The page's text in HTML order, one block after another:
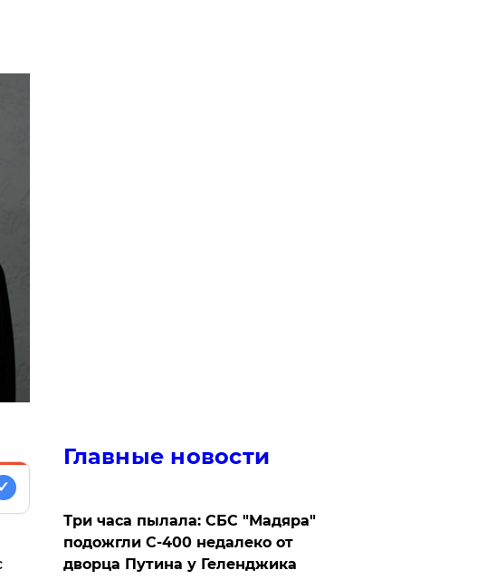
✓
Главные новости
Три часа пылала: СБС "Мадяра"
подожгли С-400 недалеко от
дворца Путина у Геленджика